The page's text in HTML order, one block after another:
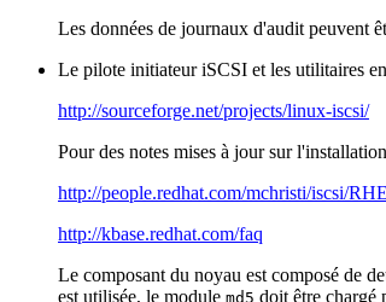
Les données de journaux d'audit peuvent
Le pilote initiateur iSCSI et les utilitaires
http://sourceforge.net/projects/linux-iscsi/
Pour des notes mises à jour sur
http://people.redhat.com/mchristi/iscsi/
http://kbase.redhat.com/faq
Le composant du noyau est composé de
est utilisée, le module md5 doit être chargé